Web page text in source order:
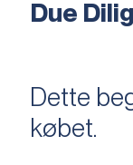
Due
Dette
købet.